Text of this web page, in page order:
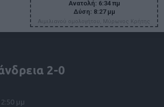
Ανατολή: 6:34 πμ
Δύση: 8:27 μμ
Αιμιλιανού ομολογήτου, Μύρωνος Κρήτης
2-0
μμ